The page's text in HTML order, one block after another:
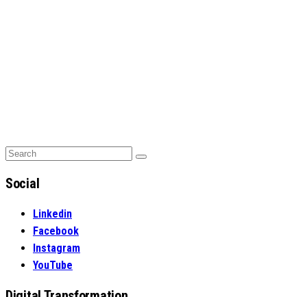
Search
Search
Social
Linkedin
Facebook
Instagram
YouTube